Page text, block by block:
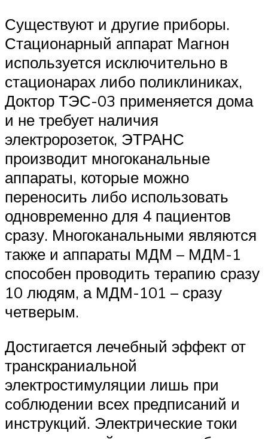
Существуют и другие приборы.
Стационарный аппарат Магнон
используется исключительно в
стационарах либо поликлиниках,
Доктор ТЭС-03 применяется дома
и не требует наличия
электророзеток, ЭТРАНС
производит многоканальные
аппараты, которые можно
переносить либо использовать
одновременно для 4 пациентов
сразу. Многоканальными являются
также и аппараты МДМ – МДМ-1
способен проводить терапию сразу
10 людям, а МДМ-101 – сразу
четверым.
Достигается лечебный эффект от
транскраниальной
электростимуляции лишь при
соблюдении всех предписаний и
инструкций. Электрические токи